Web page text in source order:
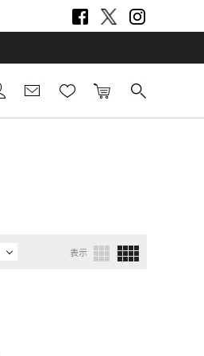
表示